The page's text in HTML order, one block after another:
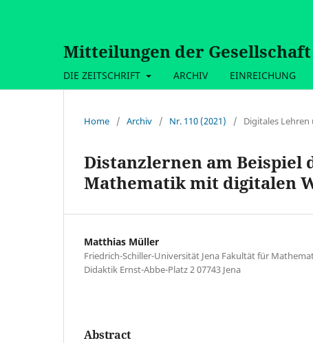
Mitteilungen der
DIE ZEITSCHRIFT ARCHIV EINREICHUNG
Home / Archiv / Nr. 110 (2021) / Digitales
Distanzlernen am Beispiel
Mathematik mit digitalen
Matthias Müller
Friedrich-Schiller-Universität Jena Fakultät für
Didaktik Ernst-Abbe-Platz 2 07743 Jena
Abstract